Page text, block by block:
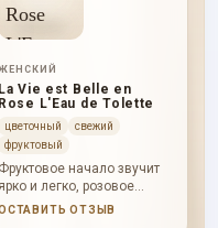
La Vie est Belle en
Rose L'Eau de Tolette
цветочный
свежий
фруктовый
Фруктовое начало звучит
и легко, розовое
сердце добавляет
ОТЗЫВ